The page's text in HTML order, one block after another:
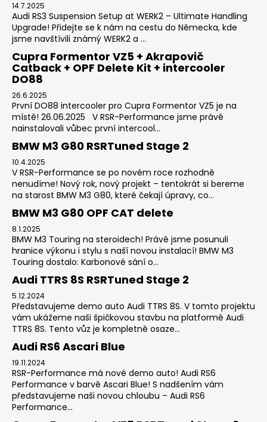
14.7.2025
Audi RS3 Suspension Setup at WERK2 – Ultimate Handling
Upgrade! Přidejte se k nám na cestu do Německa, kde
jsme navštívili známý WERK2 a ...
Cupra Formentor VZ5 + Akrapovič
Catback + OPF Delete Kit + intercooler
DO88
26.6.2025
První DO88 intercooler pro Cupra Formentor VZ5 je na
místě! 26.06.2025 V RSR-Performance jsme právě
nainstalovali vůbec první intercool...
BMW M3 G80 RSRTuned Stage 2
10.4.2025
V RSR-Performance se po novém roce rozhodně
nenudíme! Nový rok, nový projekt – tentokrát si bereme
na starost BMW M3 G80, které čekají úpravy, co...
BMW M3 G80 OPF CAT delete
8.1.2025
BMW M3 Touring na steroidech! Právě jsme posunuli
hranice výkonu i stylu s naší novou instalací! BMW M3
Touring dostalo: Karbonové sání o...
Audi TTRS 8S RSRTuned Stage 2
5.12.2024
Představujeme demo auto Audi TTRS 8S. V tomto projektu
vám ukážeme naši špičkovou stavbu na platformě Audi
TTRS 8S. Tento vůz je kompletně osaze...
Audi RS6 Ascari Blue
19.11.2024
RSR-Performance má nové demo auto! Audi RS6
Performance v barvě Ascari Blue! S nadšením vám
představujeme naši novou chloubu – Audi RS6
Performance...